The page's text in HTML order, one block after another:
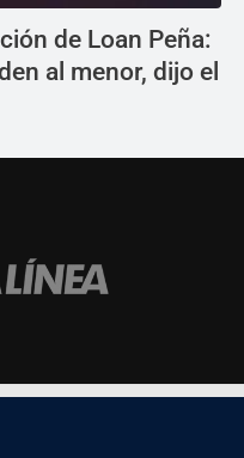
de Loan Peña:
al menor, dijo el